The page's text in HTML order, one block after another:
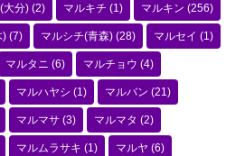
大分) (2) マルキチ (1) マルキン (256)
) (7) マルシチ(青森) (28) マルセイ (1)
マルタニ (6) マルチョウ (4)
マルハヤシ (1) マルバン (21)
マルマサ (3) マルマタ (2)
マルムラサキ (1) マルヤ (6)